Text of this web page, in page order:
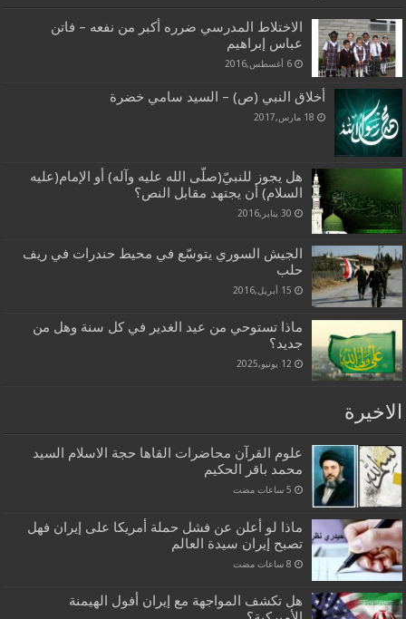
الاختلاط المدرسي ضرره أكبر من نفعه – فاتن
عباس إبراهيم
6 أغسطس,2016
أخلاق النبي (ص) – السيد سامي خضرة
18 مارس,2017
هل يجوز للنبيّ(صلّى الله عليه وآله) أو الإمام(عليه
السلام) أن يجتهد مقابل النص؟
30 يناير,2016
الجيش السوري يتوسّع في محيط حندرات في ريف
حلب
15 أبريل,2016
ماذا تستوحي من عيد الغدير في كل سنة وهل من
جديد؟
12 يونيو,2025
الاخيرة
علوم القرآن محاضرات القاها حجة الاسلام السيد
محمد باقر الحكيم
ماذا لو أعلن عن فشل حملة أمريكا على إيران فهل
تصبح إيران سيدة العالم
هل تكشف المواجهة مع إيران أفول الهيمنة